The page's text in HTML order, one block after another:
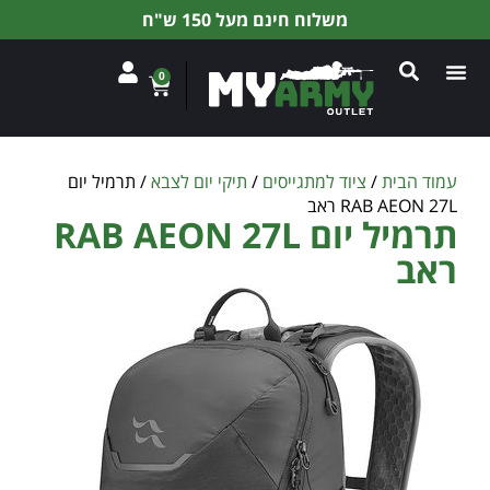
משלוח חינם מעל 150 ש"ח
0
עמוד הבית/ ציוד למתגייסים / תיקי יום לצבא/ תרמיל יום
RAB AEON 27L ראב
תרמיל יום RAB AEON 27L
ראב